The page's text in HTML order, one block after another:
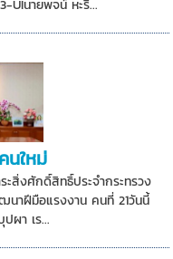
UIนายพจน์ หะริ...
ใหม่
สิ่งศักดิ์สิทธิ์ประจำกระทรวง
นาฝีมือแรงงาน คนที่ 21วันนี้
ผา เร...